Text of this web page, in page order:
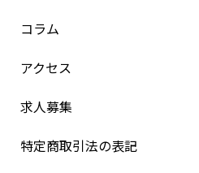
コラム
アクセス
求人募集
特定商取引法の表記